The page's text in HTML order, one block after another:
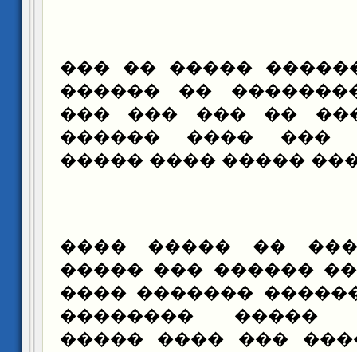
������ ������
�������
������ ����� ��
����� ��� ���
������ ������
�� ������� ��
����� ������
�� ���� ��������
����� �� �����
������� ����� ���